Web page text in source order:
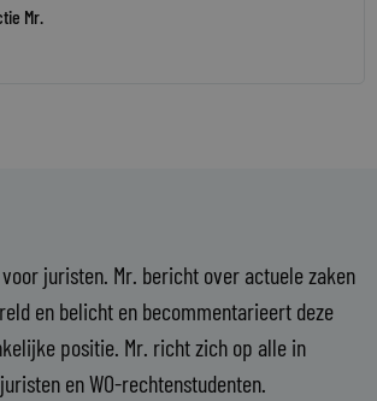
Mr.
juristen. Mr. bericht over actuele zaken
en belicht en becommentarieert deze
positie. Mr. richt zich op alle in
en WO-rechtenstudenten.